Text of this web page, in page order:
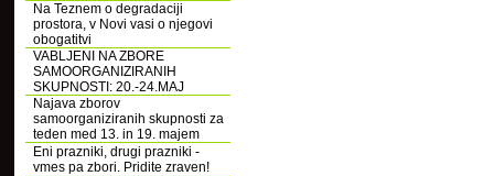
Na Teznem o degradaciji
prostora, v Novi vasi o njegovi
obogatitvi
VABLJENI NA ZBORE
SAMOORGANIZIRANIH
SKUPNOSTI: 20.-24.MAJ
Najava zborov
samoorganiziranih skupnosti za
teden med 13. in 19. majem
Eni prazniki, drugi prazniki -
vmes pa zbori. Pridite zraven!